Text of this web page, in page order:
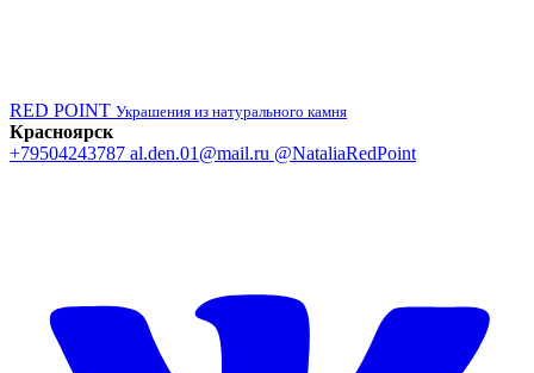
RED POINT Украшения из натурального камня
Красноярск
+79504243787 al.den.01@mail.ru @NataliaRedPoint